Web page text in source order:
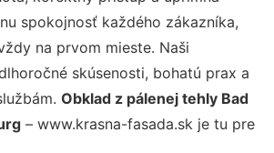
spokojnosť každého zákazníka,
na prvom mieste. Naši
skúsenosti, bohatú prax a
Obklad z pálenej tehly Bad
– www.krasna-fasada.sk je tu pre